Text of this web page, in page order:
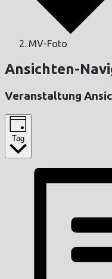
MV-Foto
Ansichten-
Veranstaltung
Tag